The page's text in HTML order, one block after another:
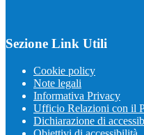
Sezione Link Utili
Cookie policy
Note legali
Informativa Privacy
Ufficio Relazioni con il
Dichiarazione di